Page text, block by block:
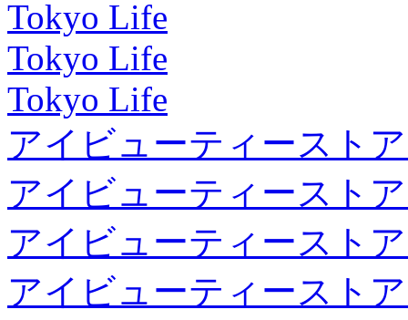
Tokyo Life
Tokyo Life
Tokyo Life
アイビューティースト
アイビューティースト
アイビューティースト
アイビューティースト